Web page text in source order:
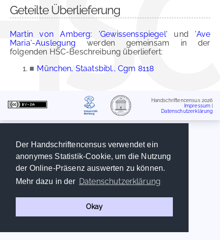
Der Handschriftencensus verwendet ein
anonymes Statistik-Cookie, um die Nutzung
der Online-Präsenz auswerten zu können.
Mehr dazu in der Datenschutzerklärung
Okay
Geteilte Überlieferung
Martin von Amberg: 'Gewissensspiegel' und 'Ave
Maria'-Auslegung werden gemeinsam in der
folgenden HSC-Beschreibung überliefert:
■ München, Staatsbibl., Cgm 8118
Handschriftencensus 2026
Impressum
Datenschutzerklärung